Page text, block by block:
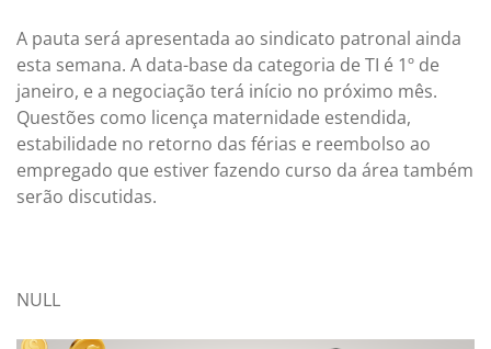
A pauta será apresentada ao sindicato patronal ainda
esta semana. A data-base da categoria de TI é 1º de
janeiro, e a negociação terá início no próximo mês.
Questões como licença maternidade estendida,
estabilidade no retorno das férias e reembolso ao
empregado que estiver fazendo curso da área também
serão discutidas.
NULL